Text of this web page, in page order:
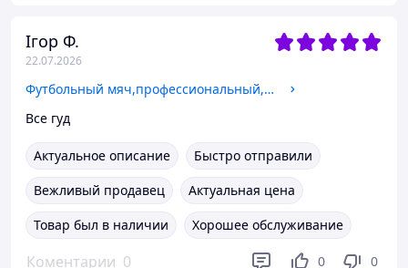
Ігор Ф.
22.07.2026
Футбольный мяч,профессиональный,игровой для взрослых и детей Челси CZST-006 ,размер: Standard 5,синий
Все гуд
Актуальное описание
Быстро отправили
Вежливый продавец
Актуальная цена
Товар был в наличии
Хорошее обслуживание
Коментарии 0 0 0